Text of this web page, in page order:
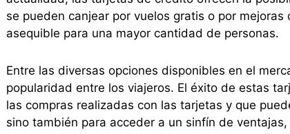
se pueden canjear por vuelos gratis o por
asequible para una mayor cantidad de personas.
Entre las diversas opciones disponibles en el
popularidad entre los viajeros. El éxito de estas
las compras realizadas con las tarjetas y que
sino también para acceder a un sinfín de